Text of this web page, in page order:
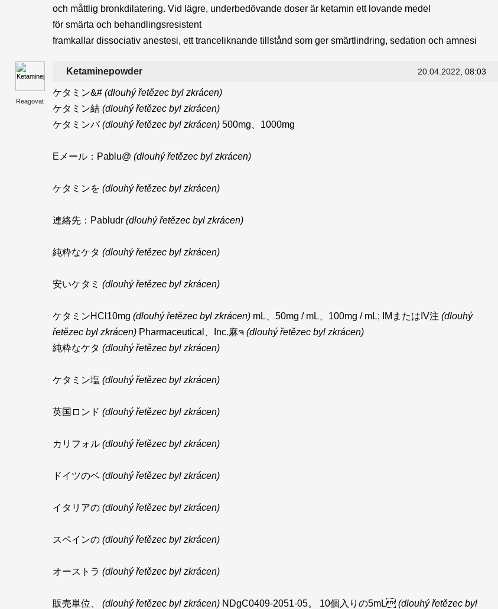
och måttlig bronkdilatering. Vid lägre, underbedövande doser är ketamin ett lovande medel
för smärta och behandlingsresistent
framkallar dissociativ anestesi, ett tranceliknande tillstånd som ger smärtlindring, sedation och amnesi
Reagovat
Ketaminepowder 20.04.2022 , 08:03
ケタミン&# (dlouhý řetězec byl zkrácen)
ケタミン結 (dlouhý řetězec byl zkrácen)
ケタミンバ(dlouhý řetězec byl zkrácen) 500mg、1000mg
Eメール：Pablu@ (dlouhý řetězec byl zkrácen)
ケタミンを (dlouhý řetězec byl zkrácen)
連絡先：Pabludr (dlouhý řetězec byl zkrácen)
純粋なケタ (dlouhý řetězec byl zkrácen)
安いケタミ (dlouhý řetězec byl zkrácen)
ケタミンHCl10mg (dlouhý řetězec byl zkrácen) mL、50mg / mL、100mg / mL; IMまたはIV注 (dlouhý
řetězec byl zkrácen) Pharmaceutical、Inc.麻ຈ (dlouhý řetězec byl zkrácen)
純粋なケタ (dlouhý řetězec byl zkrácen)
ケタミン塩 (dlouhý řetězec byl zkrácen)
英国ロンド (dlouhý řetězec byl zkrácen)
カリフォル (dlouhý řetězec byl zkrácen)
ドイツのベ (dlouhý řetězec byl zkrácen)
イタリアの (dlouhý řetězec byl zkrácen)
スペインの (dlouhý řetězec byl zkrácen)
オーストラ (dlouhý řetězec byl zkrácen)
販売単位、 (dlouhý řetězec byl zkrácen) NDgC0409-2051-05。 10個入りの5mL (dlouhý řetězec byl